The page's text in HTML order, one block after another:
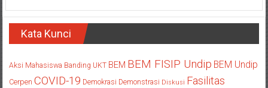
Kata Kunci
Aksi Mahasiswa Banding UKT BEM BEM FISIP Undip BEM Undip
Cerpen COVID-19 Demokrasi Demonstrasi Diskusi Fasilitas